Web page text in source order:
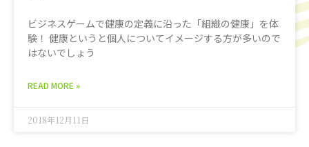
ビジネスゲームで健康の定義に沿った「組織の健康」を体
験！ 健康というと個人についてイメージする方が多いので
はないでしょう
READ MORE »
2018年12月11日